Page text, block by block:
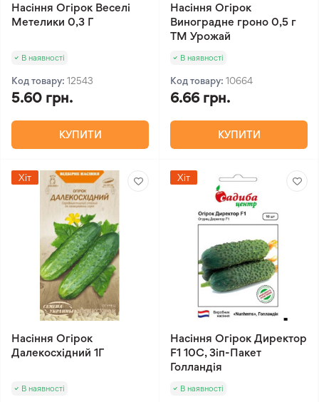
Насіння Огірок Веселі
Метелики 0,3 Г
В наявності
Код товару: 12543
5.60 грн.
КУПИТИ
Насіння Огірок
Виноградне гроно 0,5 г
ТМ Урожай
В наявності
Код товару: 10664
6.66 грн.
КУПИТИ
Хіт
Насіння Огірок
Далекосхідний 1Г
В наявності
Хіт
Насіння Огірок Директор
F1 10С, Зіп-Пакет
Голландія
В наявності